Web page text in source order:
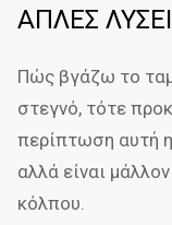
ΑΠΛΕΣ
Πώς βγάζω το
στεγνό, τότε
περίπτωση αυτή
αλλά είναι
κόλπου.